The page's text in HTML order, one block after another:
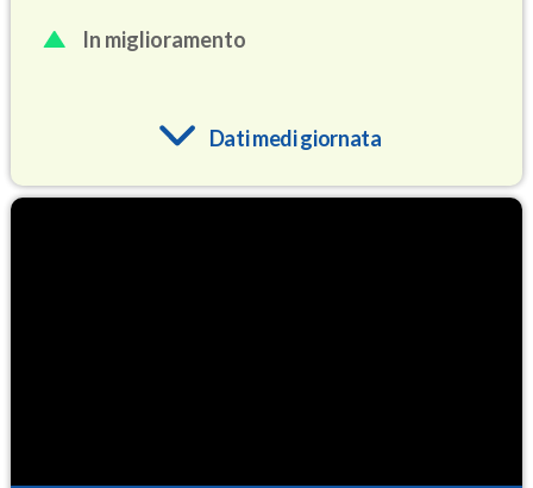
In miglioramento
Dati medi giornata